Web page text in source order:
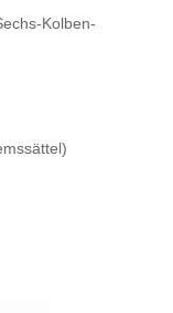
Kolben-